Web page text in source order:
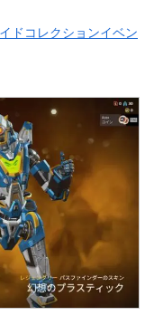
ドコレクションイベン